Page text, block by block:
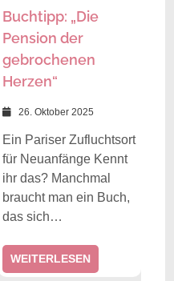
Buchtipp: „Die
Pension der
gebrochenen
Herzen“
26. Oktober 2025
Ein Pariser Zufluchtsort
für Neuanfänge Kennt
ihr das? Manchmal
braucht man ein Buch,
das sich…
WEITERLESEN